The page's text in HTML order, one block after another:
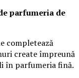
parfumeria de
completează
create împreună
în parfumeria fină.